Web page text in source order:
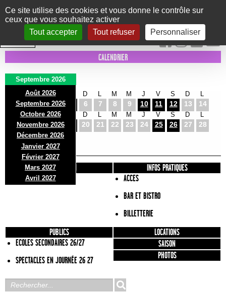
Panneau de gestion des cookies
Ce site utilise des cookies et vous donne le contrôle sur
ceux que vous souhaitez activer
Tout accepter
Tout refuser Personnaliser
Le Marni
CONCERTS DANSE/CIRQUE THÉÂTRE KIDS EXPOS EVENTS
INTRA MUROS
CALENDRIER
Septembre 2026
Août 2026
Septembre 2026
Octobre 2026
Novembre 2026
Décembre 2026
Janvier 2027
Février 2027
Mars 2027
Avril 2027
M
2
J
3
V
4
D
6 7
M
8
M
9
J
10
V
11
S
12
D
13 14
M
16
J
17
V
18
D
20 21
M
22
M
23
J
24
V
25
S
26
D
27 28
M
30
PRÉSENTATION
INFOS PRATIQUES
ACCES
BAR ET BISTRO
BILLETTERIE
PUBLICS
ECOLES SECONDAIRES 26/27
SPECTACLES EN JOURNÉE 26 27
LOCATIONS
SAISON
PHOTOS